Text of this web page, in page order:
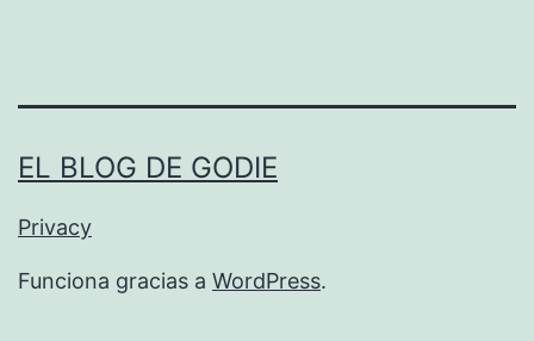
EL BLOG DE GODIE
Privacy
Funciona gracias a WordPress.